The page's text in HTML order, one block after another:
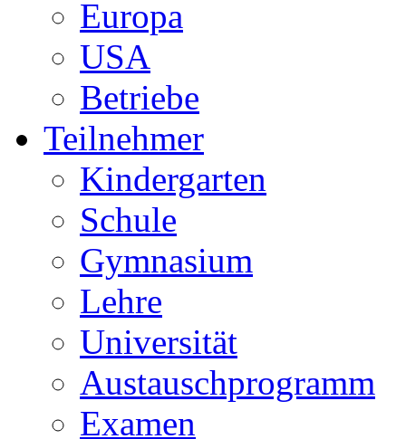
Europa
USA
Betriebe
Teilnehmer
Kindergarten
Schule
Gymnasium
Lehre
Universität
Austauschprogramm
Examen